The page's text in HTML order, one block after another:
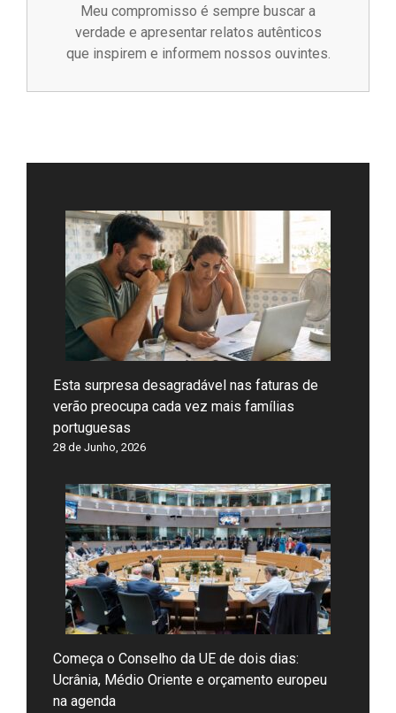
Meu compromisso é sempre buscar a
verdade e apresentar relatos autênticos
que inspirem e informem nossos ouvintes.
Esta surpresa desagradável nas faturas de
verão preocupa cada vez mais famílias
portuguesas
28 de Junho, 2026
Começa o Conselho da UE de dois dias:
Ucrânia, Médio Oriente e orçamento europeu
na agenda